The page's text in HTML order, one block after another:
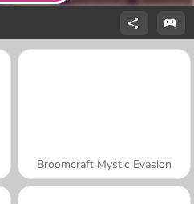
Broomcraft Mystic Evasion